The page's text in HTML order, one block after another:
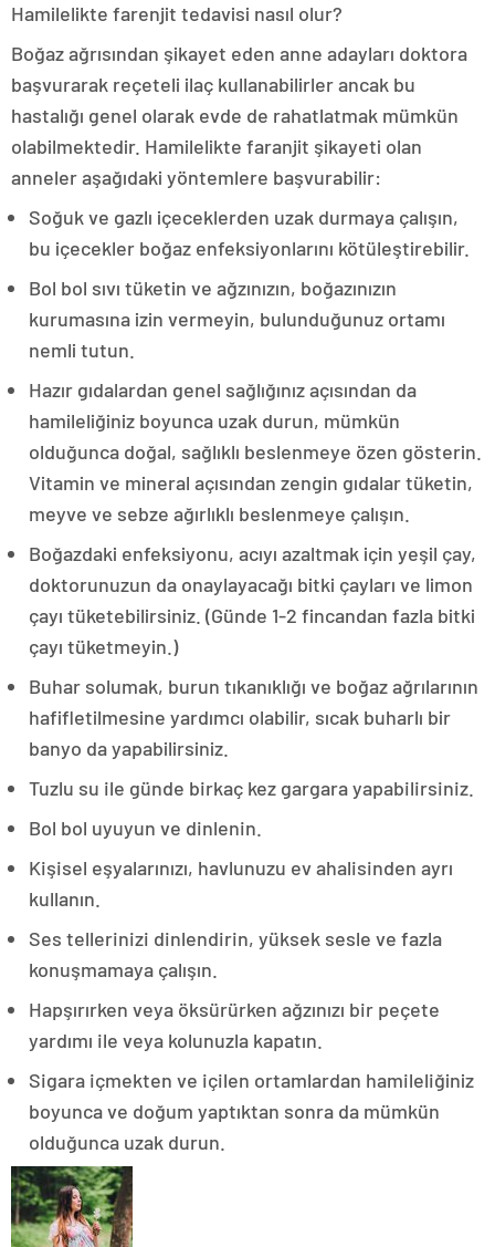
Hamilelikte farenjit tedavisi nasıl olur?
Boğaz ağrısından şikayet eden anne adayları doktora
başvurarak reçeteli ilaç kullanabilirler ancak bu
hastalığı genel olarak evde de rahatlatmak mümkün
olabilmektedir. Hamilelikte faranjit şikayeti olan
anneler aşağıdaki yöntemlere başvurabilir:
Soğuk ve gazlı içeceklerden uzak durmaya çalışın,
bu içecekler boğaz enfeksiyonlarını kötüleştirebilir.
Bol bol sıvı tüketin ve ağzınızın, boğazınızın
kurumasına izin vermeyin, bulunduğunuz ortamı
nemli tutun.
Hazır gıdalardan genel sağlığınız açısından da
hamileliğiniz boyunca uzak durun, mümkün
olduğunca doğal, sağlıklı beslenmeye özen gösterin.
Vitamin ve mineral açısından zengin gıdalar tüketin,
meyve ve sebze ağırlıklı beslenmeye çalışın.
Boğazdaki enfeksiyonu, acıyı azaltmak için yeşil çay,
doktorunuzun da onaylayacağı bitki çayları ve limon
çayı tüketebilirsiniz. (Günde 1-2 fincandan fazla bitki
çayı tüketmeyin.)
Buhar solumak, burun tıkanıklığı ve boğaz ağrılarının
hafifletilmesine yardımcı olabilir, sıcak buharlı bir
banyo da yapabilirsiniz.
Tuzlu su ile günde birkaç kez gargara yapabilirsiniz.
Bol bol uyuyun ve dinlenin.
Kişisel eşyalarınızı, havlunuzu ev ahalisinden ayrı
kullanın.
Ses tellerinizi dinlendirin, yüksek sesle ve fazla
konuşmamaya çalışın.
Hapşırırken veya öksürürken ağzınızı bir peçete
yardımı ile veya kolunuzla kapatın.
Sigara içmekten ve içilen ortamlardan hamileliğiniz
boyunca ve doğum yaptıktan sonra da mümkün
olduğunca uzak durun.